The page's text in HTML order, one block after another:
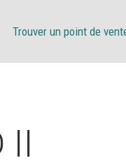
Trouver un point de
II